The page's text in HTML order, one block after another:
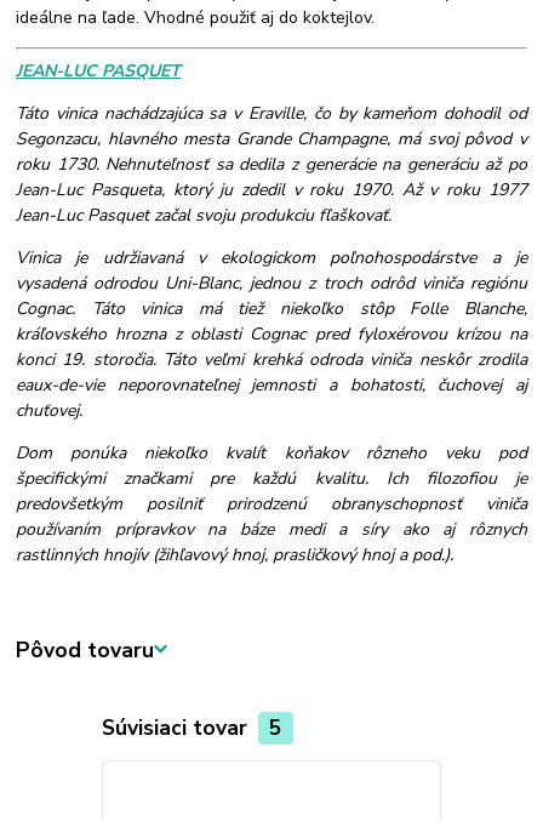
ideálne na ľade. Vhodné použiť aj do koktejlov.
JEAN-LUC PASQUET
Táto vinica nachádzajúca sa v Eraville, čo by kameňom dohodil od
Segonzacu, hlavného mesta Grande Champagne, má svoj pôvod v
roku 1730. Nehnuteľnosť sa dedila z generácie na generáciu až po
Jean-Luc Pasqueta, ktorý ju zdedil v roku 1970. Až v roku 1977
Jean-Luc Pasquet začal svoju produkciu fľaškovať.
Vinica je udržiavaná v ekologickom poľnohospodárstve a je
vysadená odrodou Uni-Blanc, jednou z troch odrôd viniča regiónu
Cognac. Táto vinica má tiež niekoľko stôp Folle Blanche,
kráľovského hrozna z oblasti Cognac pred fyloxérovou krízou na
konci 19. storočia. Táto veľmi krehká odroda viniča neskôr zrodila
eaux-de-vie neporovnateľnej jemnosti a bohatosti, čuchovej aj
chuťovej.
Dom ponúka niekoľko kvalít koňakov rôzneho veku pod
špecifickými značkami pre každú kvalitu. Ich filozofiou je
predovšetkým posilniť prirodzenú obranyschopnosť viniča
používaním prípravkov na báze medi a síry ako aj rôznych
rastlinných hnojív (žihľavový hnoj, prasličkový hnoj a pod.).
Pôvod tovaru
Súvisiaci tovar 5